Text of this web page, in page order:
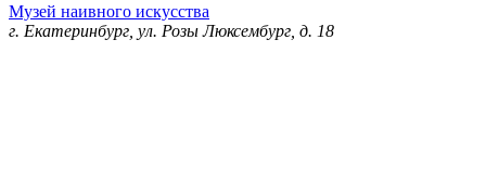
Музей наивного искусства
г. Екатеринбург, ул. Розы Люксембург, д. 18